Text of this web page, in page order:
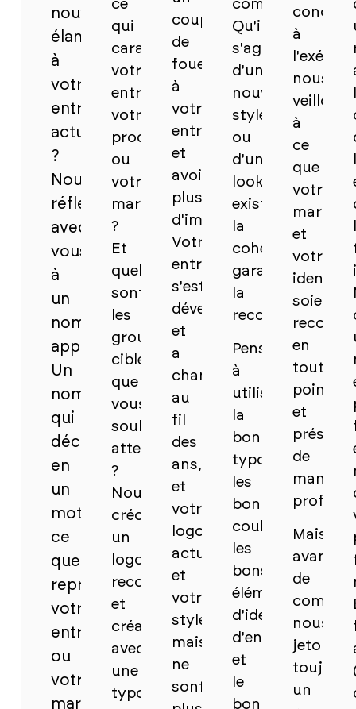
nouvel
élan
à
votre
entreprise
actuelle
?
Nous
réfléchissons
avec
vous
à
un
nom
approprié.
Un
nom
qui
décrit
en
un
mot
ce
que
représente
votre
entreprise
ou
votre
marque
ce
qui
caractérise
votre
entreprise,
votre
produit
ou
votre
marque
?
Et
quels
sont
les
groupes
cibles
que
vous
souhaitez
atteindre
?
Nous
créons
un
logo
reconnaissable
et
créatif,
avec
une
typographie
coup
de
fouet
à
votre
entreprise
et
avoir
plus
d'impact.
Votre
entreprise
s'est
développée
et
a
changé
au
fil
des
ans,
et
votre
logo
actuel
et
votre
style
maison
ne
sont
Qu'il
s'agisse
d'un
nouveau
style
ou
d'un
look
existant,
la
cohérence
garantit
la
reconnaissance.
Pensez
à
utiliser
la
bonne
typographie,
les
bonnes
couleurs,
les
bons
éléments
d'identité
d'entreprise
et
le
bon
à
nous
veillons
à
ce
que
votre
marque
et
votre
identité
soient
en
tout
point
et
de
manière
Mais
avant
de
nous
jetons
toujours
un